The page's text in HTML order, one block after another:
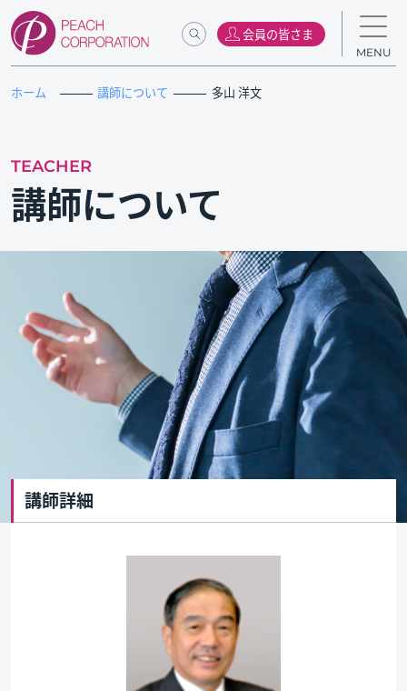
会員の皆さま
MENU
ホーム 講師について 多山 洋文
TEACHER
講師について
講師詳細